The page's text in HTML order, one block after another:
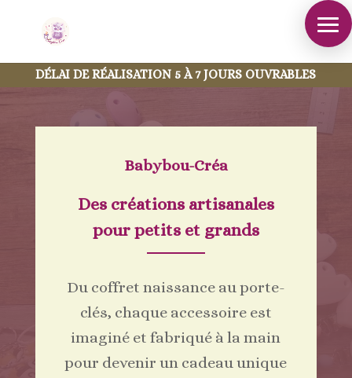
DÉLAI DE RÉALISATION 5 À 7 JOURS OUVRABLES
Babybou-Créa
Des créations artisanales
pour petits et grands
Du coffret naissance au porte-
clés, chaque accessoire est
imaginé et fabriqué à la main
pour devenir un cadeau unique